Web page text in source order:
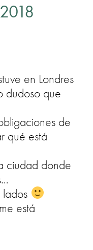
en Londres
dudoso que
de
qué está
ciudad donde
está